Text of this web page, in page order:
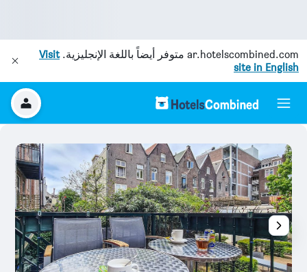
ar.hotelscombined.com متوفر أيضاً باللغة الإنجليزية.Visit
site in English